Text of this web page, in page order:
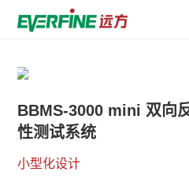
BBMS-3000 mini 双向
性测试系统
小型化设计